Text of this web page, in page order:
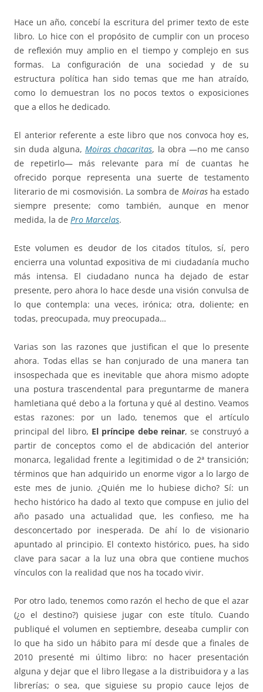
Hace un año, concebí la escritura del primer texto de este
libro. Lo hice con el propósito de cumplir con un proceso
de reflexión muy amplio en el tiempo y complejo en sus
formas. La configuración de una sociedad y de su
estructura política han sido temas que me han atraído,
como lo demuestran los no pocos textos o exposiciones
que a ellos he dedicado.
El anterior referente a este libro que nos convoca hoy es,
sin duda alguna, Moiras chacaritas, la obra —no me canso
de repetirlo— más relevante para mí de cuantas he
ofrecido porque representa una suerte de testamento
literario de mi cosmovisión. La sombra de Moiras ha estado
siempre presente; como también, aunque en menor
medida, la de Pro Marcelas.
Este volumen es deudor de los citados títulos, sí, pero
encierra una voluntad expositiva de mi ciudadanía mucho
más intensa. El ciudadano nunca ha dejado de estar
presente, pero ahora lo hace desde una visión convulsa de
lo que contempla: una veces, irónica; otra, doliente; en
todas, preocupada, muy preocupada…
Varias son las razones que justifican el que lo presente
ahora. Todas ellas se han conjurado de una manera tan
insospechada que es inevitable que ahora mismo adopte
una postura trascendental para preguntarme de manera
hamletiana qué debo a la fortuna y qué al destino. Veamos
estas razones: por un lado, tenemos que el artículo
principal del libro, El príncipe debe reinar, se construyó a
partir de conceptos como el de abdicación del anterior
monarca, legalidad frente a legitimidad o de 2ª transición;
términos que han adquirido un enorme vigor a lo largo de
este mes de junio. ¿Quién me lo hubiese dicho? Sí: un
hecho histórico ha dado al texto que compuse en julio del
año pasado una actualidad que, les confieso, me ha
desconcertado por inesperada. De ahí lo de visionario
apuntado al principio. El contexto histórico, pues, ha sido
clave para sacar a la luz una obra que contiene muchos
vínculos con la realidad que nos ha tocado vivir.
Por otro lado, tenemos como razón el hecho de que el azar
(¿o el destino?) quisiese jugar con este título. Cuando
publiqué el volumen en septiembre, deseaba cumplir con
lo que ha sido un hábito para mí desde que a finales de
2010 presenté mi último libro: no hacer presentación
alguna y dejar que el libro llegase a la distribuidora y a las
librerías; o sea, que siguiese su propio cauce lejos de